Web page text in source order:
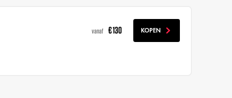
vanaf € 130 KOPEN